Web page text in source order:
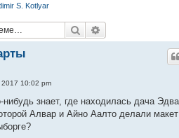
S. Kotlyar
Поиск
10:02 pm
знает, где находилась дача
Алвар и Айно Аалто делали макет